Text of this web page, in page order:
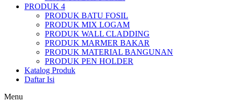
PRODUK 4
PRODUK BATU FOSIL
PRODUK MIX LOGAM
PRODUK WALL CLADDING
PRODUK MARMER BAKAR
PRODUK MATERIAL BANGUNAN
PRODUK PEN HOLDER
Katalog Produk
Daftar Isi
Menu